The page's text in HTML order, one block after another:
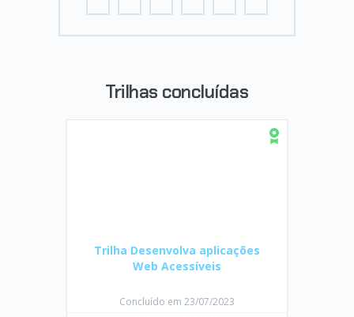
Trilhas concluídas
Concluído em 23/07/2023